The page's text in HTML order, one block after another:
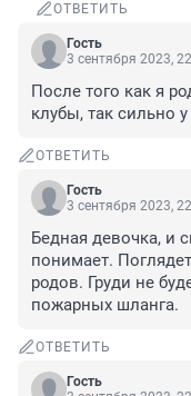
ОТВЕТИТЬ
Гость
3 сентября 2023,
После того как я
клубы, так сильно
ОТВЕТИТЬ
Гость
3 сентября 2023,
Бедная девочка, и
понимает.
родов. Груди не
пожарных шланга.
ОТВЕТИТЬ
Гость